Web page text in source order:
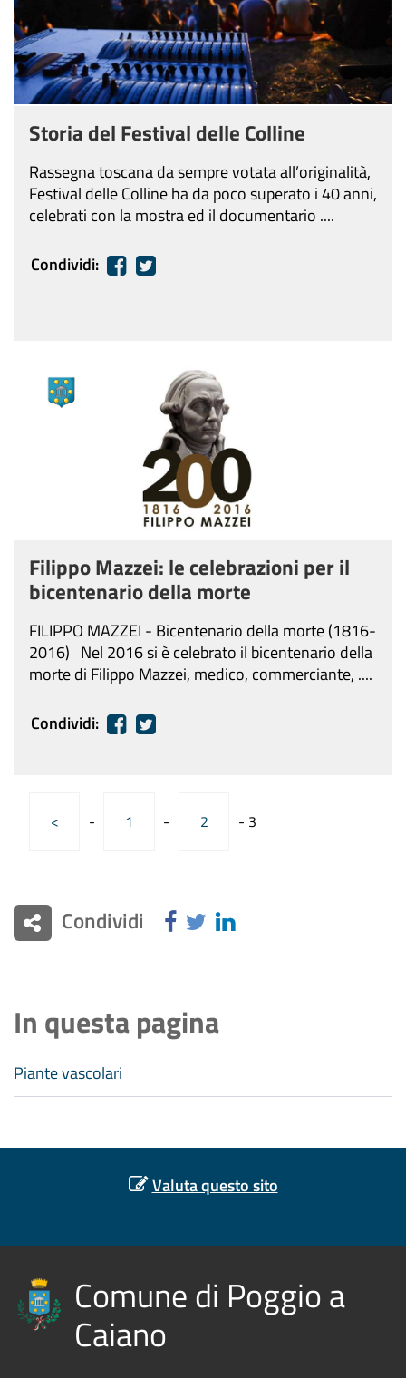
Storia del Festival delle Colline
Rassegna toscana da sempre votata all’originalità,
Festival delle Colline ha da poco superato i 40 anni,
celebrati con la mostra ed il documentario ....
Condividi:
Filippo Mazzei: le celebrazioni per il
bicentenario della morte
FILIPPO MAZZEI - Bicentenario della morte (1816-
2016) Nel 2016 si è celebrato il bicentenario della
morte di Filippo Mazzei, medico, commerciante, ....
Condividi:
< - 1 - 2 - 3
Condividi
In questa pagina
Piante vascolari
Valuta questo sito
Comune di Poggio a
Caiano